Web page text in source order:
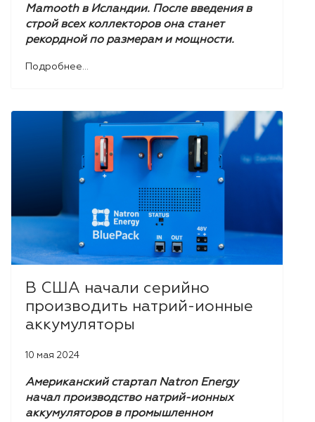
Mamooth в Исландии. После введения в
строй всех коллекторов она станет
рекордной по размерам и мощности.
Подробнее...
В США начали серийно
производить натрий-ионные
аккумуляторы
10 мая 2024
Американский стартап Natron Energy
начал производство натрий-ионных
аккумуляторов в промышленном